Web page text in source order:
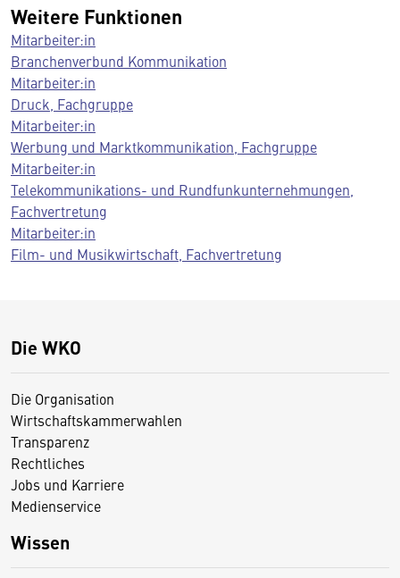
Weitere Funktionen
Mitarbeiter:in
Branchenverbund Kommunikation
Mitarbeiter:in
Druck, Fachgruppe
Mitarbeiter:in
Werbung und Marktkommunikation, Fachgruppe
Mitarbeiter:in
Telekommunikations- und Rundfunkunternehmungen,
Fachvertretung
Mitarbeiter:in
Film- und Musikwirtschaft, Fachvertretung
Die WKO
Die Organisation
Wirtschaftskammerwahlen
Transparenz
Rechtliches
Jobs und Karriere
Medienservice
Wissen